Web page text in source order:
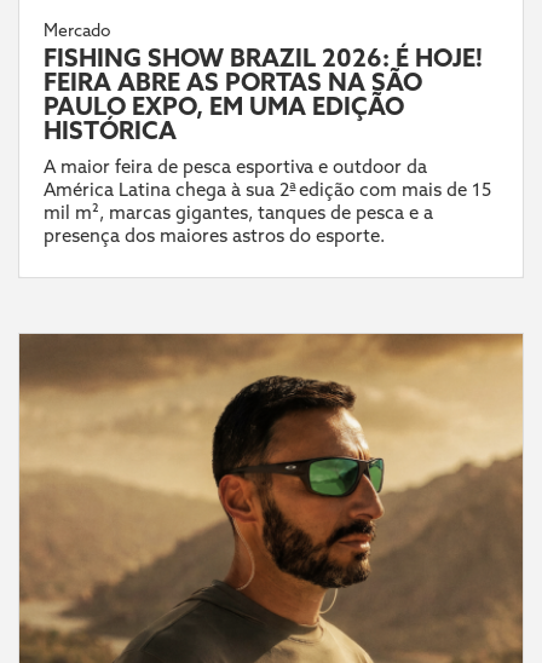
Mercado
FISHING SHOW BRAZIL 2026: É HOJE!
FEIRA ABRE AS PORTAS NA SÃO
PAULO EXPO, EM UMA EDIÇÃO
HISTÓRICA
A maior feira de pesca esportiva e outdoor da
América Latina chega à sua 2ª edição com mais de 15
mil m², marcas gigantes, tanques de pesca e a
presença dos maiores astros do esporte.